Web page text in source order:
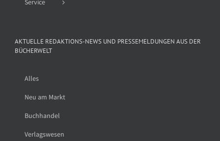
Service
AKTUELLE REDAKTIONS-NEWS UND PRESSEMELDUNGEN AUS DER
BÜCHERWELT
Alles
Neu am Markt
Buchhandel
Verlagswesen